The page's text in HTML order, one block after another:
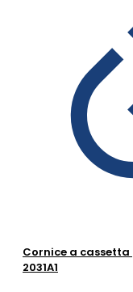
Cornice a
2031A1